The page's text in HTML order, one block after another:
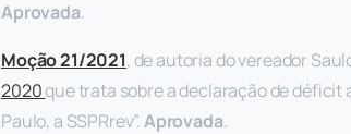
Aprovada.
Moção 21/2021, de autoria do vereador
2020que trata sobre a declaração de déficit
Paulo, a SSPRrev”.Aprovada.